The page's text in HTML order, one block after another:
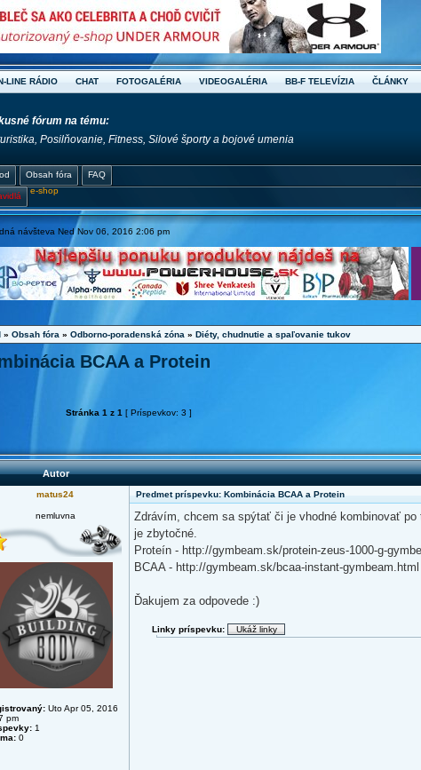
LINE RÁDIO CHAT FOTOGALÉRIA VIDEOGALÉRIA BB-F TELEVÍZIA ČLÁNKY
fórum na tému:
Posilňovanie, Fitness, Silové športy a bojové umenia
Obsah fóra FAQ
e-shop
návšteva Ned Nov 06, 2016 2:06 pm
» Obsah fóra » Odborno-poradenská zóna » Diéty, chudnutie a spaľovanie tukov
BCAA a Protein
Stránka 1 z 1 [ Príspevkov: 3 ]
Autor
matus24 Predmet príspevku: Kombinácia BCAA a Protein
nemluvna
Uto Apr 05, 2016
pm
1
0
Zdrávím, chcem sa spýtať či je vhodné kombinovať
je zbytočné.
Proteín - http://gymbeam.sk/protein-zeus-1000-g-
BCAA - http://gymbeam.sk/bcaa-instant-gymbeam.html
Ďakujem za odpovede :)
Linky príspevku: